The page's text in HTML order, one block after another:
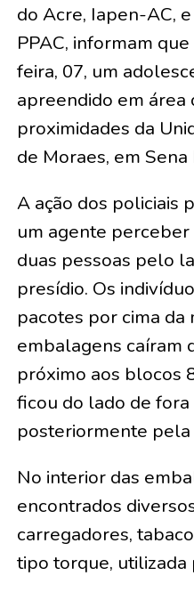
do Acre, Iapen-AC,
PPAC, informam
feira, 07, um
apreendido em área
proximidades da
de Moraes, em
A ação dos policiais
um agente
duas pessoas pelo
presídio. Os
pacotes por cima da
embalagens caíram
próximo aos blocos
ficou do lado de
posteriormente
No interior das
encontrados
carregadores,
tipo torque, utilizada